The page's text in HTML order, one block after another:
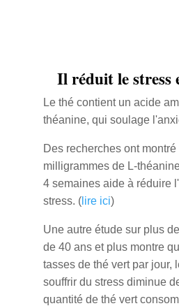
Il réduit le stress
Le thé contient un acide
théanine, qui soulage
Des recherches ont
milligrammes de L-
4 semaines aide à réduire
stress. (lire ici)
Une autre étude sur plus
de 40 ans et plus montre
tasses de thé vert par jour,
souffrir du stress diminue
quantité de thé vert